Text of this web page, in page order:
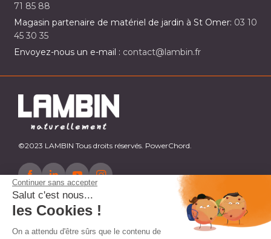
Continuer sans accepter
Salut c'est nous...
les Cookies !
On a attendu d'être sûrs que le contenu de
71 85 88
Magasin partenaire de matériel de jardin à St Omer: 03 10
45 30 35
Envoyez-nous un e-mail : contact@lambin.fr
©2023 LAMBIN Tous droits réservés. PowerChord.